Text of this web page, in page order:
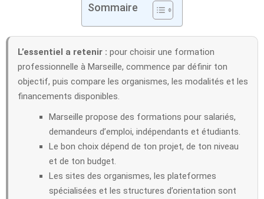
Sommaire
L’essentiel a retenir : pour choisir une formation
professionnelle à Marseille, commence par définir ton
objectif, puis compare les organismes, les modalités et les
financements disponibles.
Marseille propose des formations pour salariés,
demandeurs d’emploi, indépendants et étudiants.
Le bon choix dépend de ton projet, de ton niveau
et de ton budget.
Les sites des organismes, les plateformes
spécialisées et les structures d’orientation sont